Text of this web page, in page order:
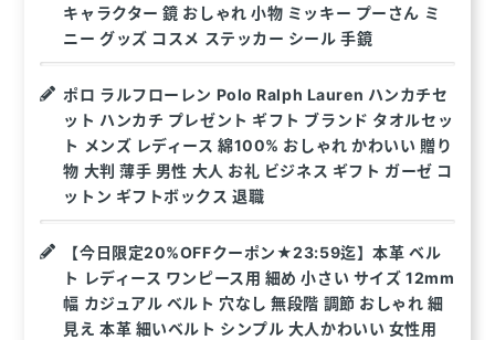
キャラクター 鏡 おしゃれ 小物 ミッキー プーさん ミ
ニー グッズ コスメ ステッカー シール 手鏡
ポロ ラルフローレン Polo Ralph Lauren ハンカチセ
ット ハンカチ プレゼント ギフト ブランド タオルセッ
ト メンズ レディース 綿100% おしゃれ かわいい 贈り
物 大判 薄手 男性 大人 お礼 ビジネス ギフト ガーゼ コ
ットン ギフトボックス 退職
【今日限定20%OFFクーポン★23:59迄】本革 ベル
ト レディース ワンピース用 細め 小さい サイズ 12mm
幅 カジュアル ベルト 穴なし 無段階 調節 おしゃれ 細
見え 本革 細いベルト シンプル 大人かわいい 女性用